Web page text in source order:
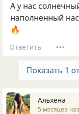
А у нас
наполненный
🔥
Ответить
Показать 1
Альхена
5 месяцев